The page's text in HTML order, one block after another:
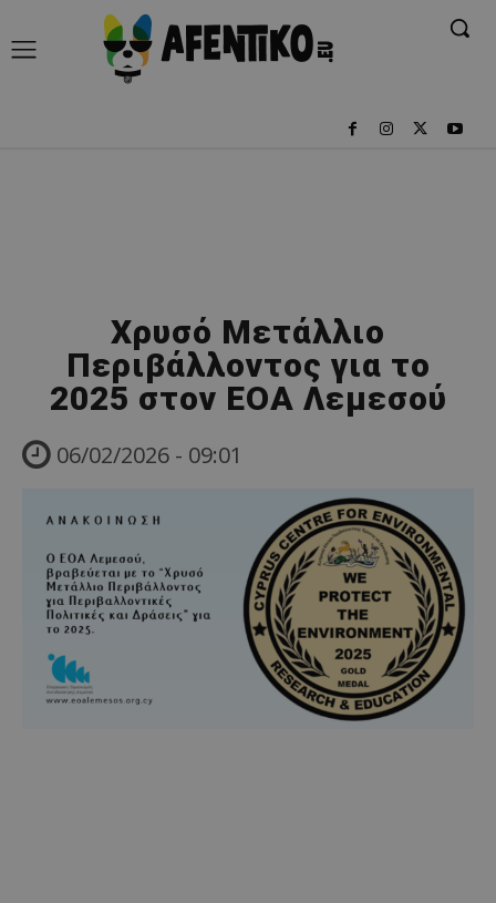
Χρυσό Μετάλλιο
Περιβάλλοντος για το
2025 στον ΕΟΑ Λεμεσού
06/02/2026 - 09:01